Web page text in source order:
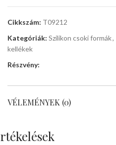
Cikkszám: T09212
Kategóriák: Szilikon csoki formák,
kellékek
Részvény:
VÉLEMÉNYEK (0)